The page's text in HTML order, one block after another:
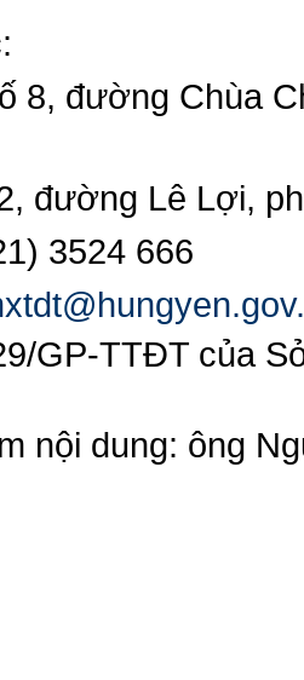
8, đường Chùa
đường Lê Lợi,
3524 666
GP-TTĐT của
nội dung: ông